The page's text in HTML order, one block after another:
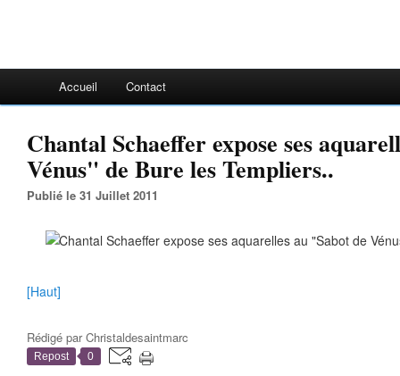
Accueil Contact
Chantal Schaeffer expose ses
Vénus" de Bure les Templiers..
Publié le 31 Juillet 2011
[Haut]
Rédigé parChristaldesaintmarc
Repost 0